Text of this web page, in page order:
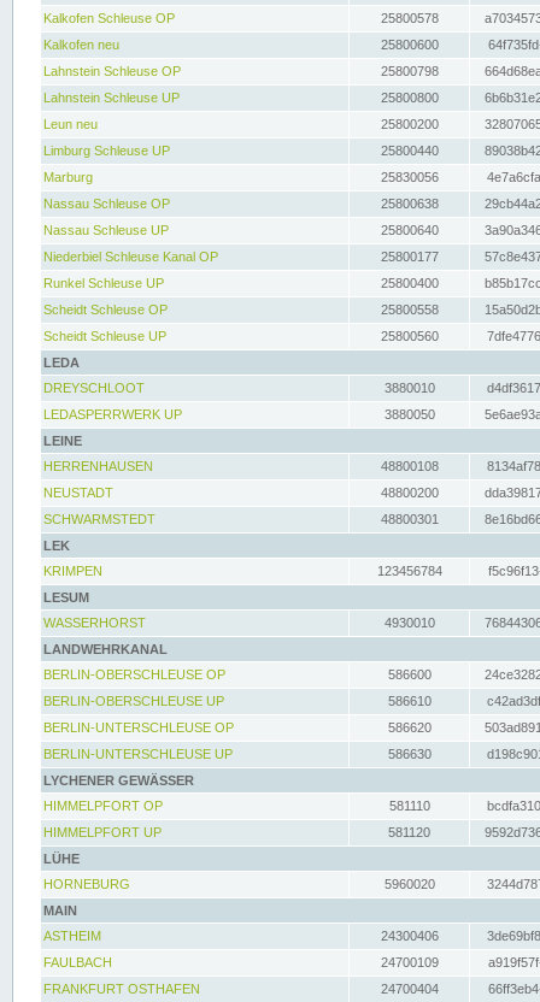
Kalkofen Schleuse OP
25800578
Kalkofen neu
25800600
Lahnstein Schleuse OP
25800798
Lahnstein Schleuse UP
25800800
Leun neu
25800200
Limburg Schleuse UP
25800440
Marburg
25830056
Nassau Schleuse OP
25800638
Nassau Schleuse UP
25800640
Niederbiel Schleuse Kanal OP
25800177
Runkel Schleuse UP
25800400
Scheidt Schleuse OP
25800558
Scheidt Schleuse UP
25800560
LEDA
DREYSCHLOOT
3880010
LEDASPERRWERK UP
3880050
LEINE
HERRENHAUSEN
48800108
NEUSTADT
48800200
SCHWARMSTEDT
48800301
LEK
KRIMPEN
123456784
LESUM
WASSERHORST
4930010
LANDWEHRKANAL
BERLIN-OBERSCHLEUSE OP
586600
BERLIN-OBERSCHLEUSE UP
586610
BERLIN-UNTERSCHLEUSE OP
586620
BERLIN-UNTERSCHLEUSE UP
586630
LYCHENER GEWÄSSER
HIMMELPFORT OP
581110
HIMMELPFORT UP
581120
LÜHE
HORNEBURG
5960020
MAIN
ASTHEIM
24300406
FAULBACH
24700109
FRANKFURT OSTHAFEN
24700404